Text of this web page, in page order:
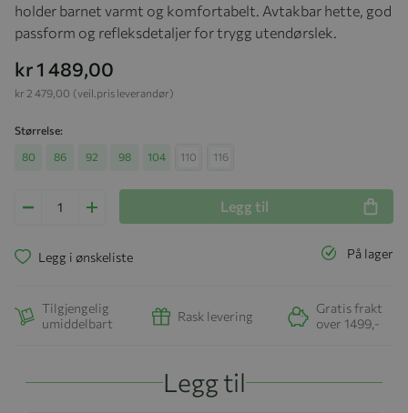
holder barnet varmt og komfortabelt. Avtakbar hette, god
passform og refleksdetaljer for trygg utendørslek.
kr 1 489,00
(veil.pris leverandør)
kr 2 479,00
Størrelse
80 86 92 98 104 110 116
Legg til
På lager
Legg i ønskeliste
Tilgjengelig
umiddelbart
Rask levering
Gratis frakt
over 1499,-
Legg til